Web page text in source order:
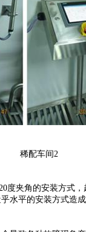
车间2
度夹角的安装方式
水平的安装方式造